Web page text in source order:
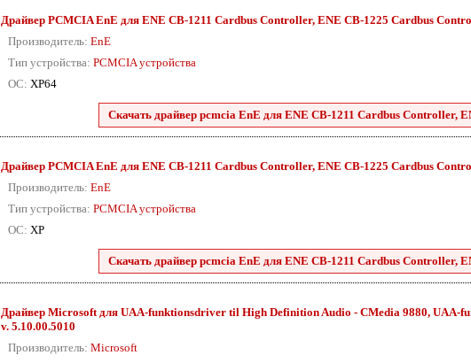
Драйвер PCMCIA EnE для ENE CB-1211 Cardbus Controller, ENE CB-1225 Cardbus
Производитель: EnE
Тип устройства: PCMCIA устройства
ОС: XP64
Скачать драйвер pcmcia EnE для ENE CB-1211 Cardbus Controller,
Драйвер PCMCIA EnE для ENE CB-1211 Cardbus Controller, ENE CB-1225 Cardbus
Производитель: EnE
Тип устройства: PCMCIA устройства
ОС: XP
Скачать драйвер pcmcia EnE для ENE CB-1211 Cardbus Controller,
Драйвер Microsoft для UAA-funktionsdriver til High Definition Audio - CMedia 9880, UAA-
v. 5.10.00.5010
Производитель: Microsoft